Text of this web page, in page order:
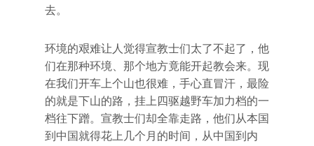
去。
环境的艰难让人觉得宣教士们太了不起了，他
们在那种环境、那个地方竟能开起教会来。现
在我们开车上个山也很难，手心直冒汗，最险
的就是下山的路，挂上四驱越野车加力档的一
档往下蹭。宣教士们却全靠走路，他们从本国
到中国就得花上几个月的时间，从中国到内